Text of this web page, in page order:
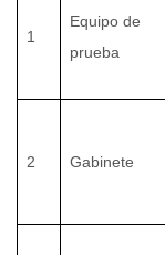
1
Equipo de
prueba
2 Gabinete